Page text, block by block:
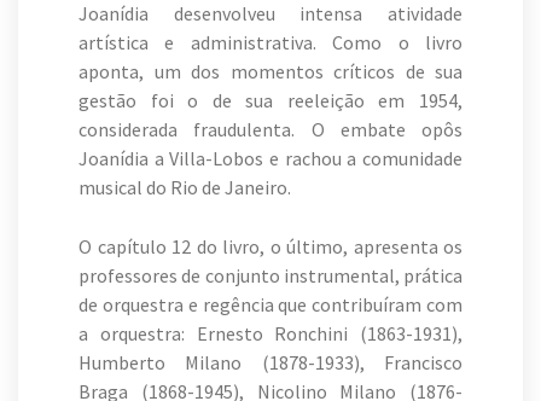
Joanídia desenvolveu intensa atividade
artística e administrativa. Como o livro
aponta, um dos momentos críticos de sua
gestão foi o de sua reeleição em 1954,
considerada fraudulenta. O embate opôs
Joanídia a Villa-Lobos e rachou a comunidade
musical do Rio de Janeiro.
O capítulo 12 do livro, o último, apresenta os
professores de conjunto instrumental, prática
de orquestra e regência que contribuíram com
a orquestra: Ernesto Ronchini (1863-1931),
Humberto Milano (1878-1933), Francisco
Braga (1868-1945), Nicolino Milano (1876-